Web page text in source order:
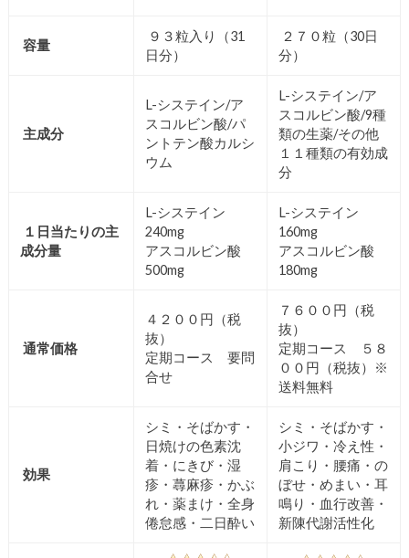
容量
９３粒入り（31
日分）
２７０粒（30日
分）
主成分
L-システイン/ア
スコルビン酸/パ
ントテン酸カルシ
ウム
L-システイン/ア
スコルビン酸/9種
類の生薬/その他
１１種類の有効成
分
１日当たりの主
成分量
L-システイン
240mg
アスコルビン酸
500mg
L-システイン
160mg
アスコルビン酸
180mg
通常価格
４２００円（税
抜）
定期コース 要問
合せ
７６００円（税
抜）
定期コース ５８
００円（税抜）※
送料無料
効果
シミ・そばかす・
日焼けの色素沈
着・にきび・湿
疹・蕁麻疹・かぶ
れ・薬まけ・全身
倦怠感・二日酔い
シミ・そばかす・
小ジワ・冷え性・
肩こり・腰痛・の
ぼせ・めまい・耳
鳴り・血行改善・
新陳代謝活性化